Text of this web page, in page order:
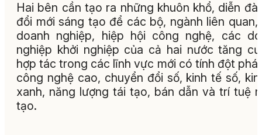
Hai bên cần tạo ra những khuôn khổ, diễn
đổi mới sáng tạo để các bộ, ngành liên quan,
doanh nghiệp, hiệp hội công nghệ, các
nghiệp khởi nghiệp của cả hai nước tăng
hợp tác trong các lĩnh vực mới có tính đột phá
công nghệ cao, chuyển đổi số, kinh tế số,
xanh, năng lượng tái tạo, bán dẫn và trí tuệ
tạo.